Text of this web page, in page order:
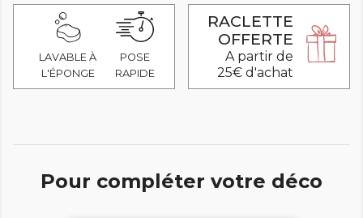
LAVABLE À
L'ÉPONGE
POSE
RAPIDE
RACLETTE
OFFERTE
A partir de
25€ d'achat
Pour compléter votre déco